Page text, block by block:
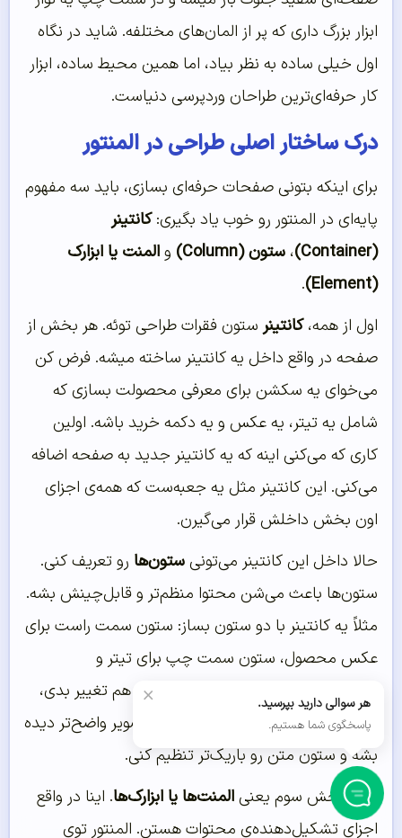
ابزار بزرگ داری که پر از المان‌های مختلفه. شاید در نگاه
اول خیلی ساده به نظر بیاد، اما همین محیط ساده، ابزار
کار حرفه‌ای‌ترین طراحان وردپرسی دنیاست.
درک ساختار اصلی طراحی در المنتور
برای اینکه بتونی صفحات حرفه‌ای بسازی، باید سه مفهوم
پایه‌ای در المنتور رو خوب یاد بگیری:کانتینر
(Container)
، ستون (Column) والمنت یا ابزارک
(Element)
.
اول از همه،کانتینر ستون فقرات طراحی توئه. هر بخش از
صفحه در واقع داخل یه کانتینر ساخته میشه. فرض کن
می‌خوای یه سکشن برای معرفی محصولت بسازی که
شامل یه تیتر، یه عکس و یه دکمه خرید باشه. اولین
کاری که می‌کنی اینه که یه کانتینر جدید به صفحه اضافه
می‌کنی. این کانتینر مثل یه جعبه‌ست که همه‌ی اجزای
اون بخش داخلش قرار می‌گیرن.
حالا داخل این کانتینر می‌تونیستون‌ها رو تعریف کنی.
ستون‌ها باعث می‌شن محتوا منظم‌تر و قابل‌چینش بشه.
مثلاً یه کانتینر با دو ستون بساز: ستون سمت راست برای
عکس محصول، ستون سمت چپ برای تیتر و
توضیحاتش. می‌تونی عرض ستون‌ها رو هم تغییر بدی،
مثلاً ستون عکس رو بزرگ‌تر بگیری تا تصویر واضح‌تر دیده
بشه و ستون متن رو باریک‌تر تنظیم کنی.
و اما بخش سوم یعنیالمنت‌ها یا ابزارک‌ها. اینا در واقع
اجزای تشکیل‌دهنده‌ی محتوات هستن. المنتور توی
× هر سوالی دارید بپرسید.
پاسخگوی شما هستیم.